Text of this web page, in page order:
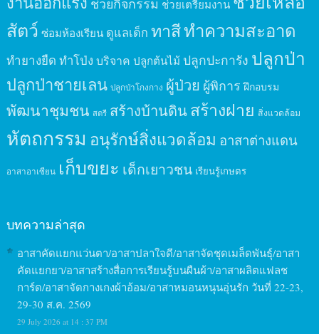
ช่วยเตรียมงาน
สัตว์ ซ่อมห้องเรียน ดูแลเด็ก ทาสีทำความสะอาด
ทำยางยืด ทำโป่ง บริจาค ปลูกต้นไม้ ปลูกปะการัง ปลูกป่า
ปลูกป่าชายเลน ปลูกป่าโกงกาง ผู้ป่วย ผู้พิการ ฝึกอบรม
พัฒนาชุมชน สตรี สร้างบ้านดินสร้างฝาย สิ่งแวดล้อม
หัตถกรรม อนุรักษ์สิ่งแวดล้อม อาสาต่างแดน
อาสาอาเซียน เก็บขยะ เด็กเยาวชน เรียนรู้เกษตร
บทความล่าสุด
อาสาคัดแยกแว่นตา/อาสาปลาใจดี/อาสาจัดชุดเมล็ดพันธุ์/อาสา
คัดแยกยา/อาสาสร้างสื่อการเรียนรู้บนผืนผ้า/อาสาผลิตแฟลช
การ์ด/อาสาจัดกางเกงผ้าอ้อม/อาสาหมอนหนุนอุ่นรัก วันที่ 22-23,
29-30 ส.ค. 2569
29 July 2026 at 14 : 37 PM